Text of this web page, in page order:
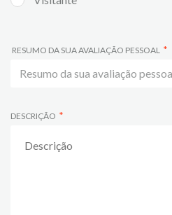
RESUMO DA SUA AVALIAÇÃO PESSOAL
DESCRIÇÃO